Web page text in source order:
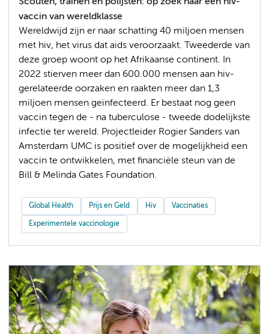
vaccin van wereldklasse
Wereldwijd zijn er naar schatting 40 miljoen mensen
met hiv, het virus dat aids veroorzaakt. Tweederde van
deze groep woont op het Afrikaanse continent. In
2022 stierven meer dan 600.000 mensen aan hiv-
gerelateerde oorzaken en raakten meer dan 1,3
miljoen mensen geïnfecteerd. Er bestaat nog geen
vaccin tegen de - na tuberculose - tweede dodelijkste
infectie ter wereld. Projectleider Rogier Sanders van
Amsterdam UMC is positief over de mogelijkheid een
vaccin te ontwikkelen, met financiële steun van de
Bill & Melinda Gates Foundation.
Global Health Prijs en Geld Hiv Vaccinaties
Experimentele vaccinologie